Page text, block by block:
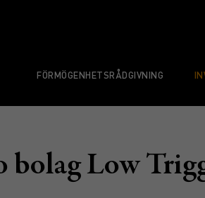
FÖRMÖGENHETSRÅDGIVNING
bolag Low